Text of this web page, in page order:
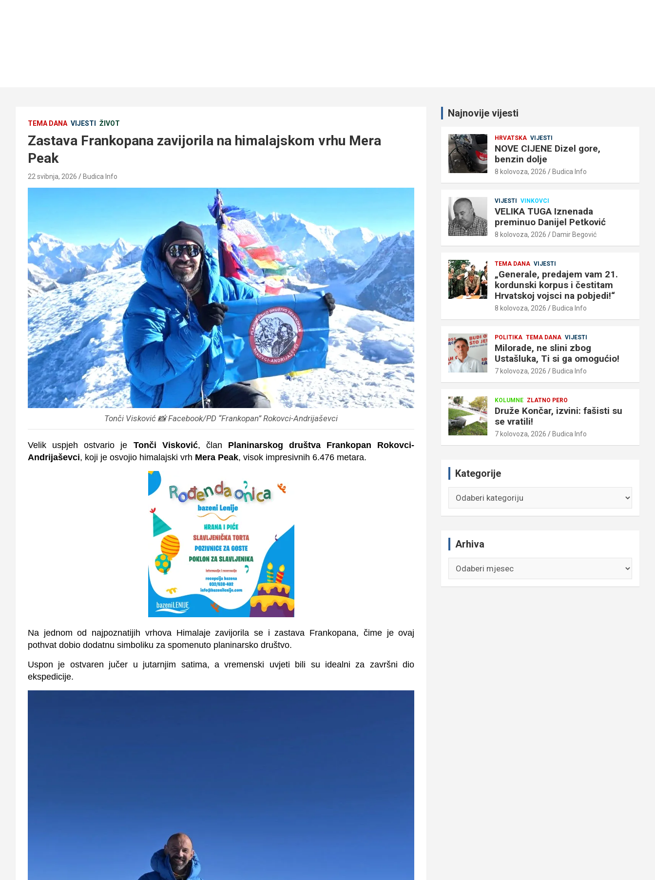
TEMA DANA VIJESTI ŽIVOT
Zastava Frankopana zavijorila na himalajskom vrhu Mera
Peak
22 svibnja, 2026 Budica Info
Tonči Visković 📸 Facebook/PD “Frankopan” Rokovci-Andrijaševci
Velik uspjeh ostvario je Tonči Visković, član Planinarskog društva Frankopan Rokovci-
Andrijaševci, koji je osvojio himalajski vrh Mera Peak, visok impresivnih 6.476 metara.
Na jednom od najpoznatijih vrhova Himalaje zavijorila se i zastava Frankopana, čime je ovaj
pothvat dobio dodatnu simboliku za spomenuto planinarsko društvo.
Uspon je ostvaren jučer u jutarnjim satima, a vremenski uvjeti bili su idealni za završni dio
ekspedicije.
Najnovije vijesti
HRVATSKA VIJESTI
NOVE CIJENE Dizel gore,
benzin dolje
8 kolovoza, 2026 Budica Info
VIJESTI VINKOVCI
VELIKA TUGA Iznenada
preminuo Danijel Petković
8 kolovoza, 2026 Damir Begović
TEMA DANA VIJESTI
„Generale, predajem vam 21.
kordunski korpus i čestitam
Hrvatskoj vojsci na pobjedi!“
8 kolovoza, 2026 Budica Info
POLITIKA TEMA DANA VIJESTI
Milorade, ne slini zbog
Ustašluka, Ti si ga omogućio!
7 kolovoza, 2026 Budica Info
KOLUMNE ZLATNO PERO
Druže Končar, izvini: fašisti su
se vratili!
7 kolovoza, 2026 Budica Info
Kategorije
Arhiva